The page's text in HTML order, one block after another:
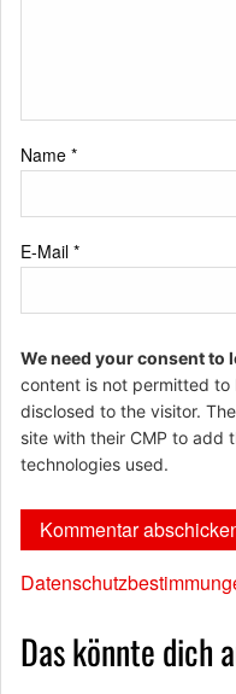
Name *
E-Mail *
We need your consent to
content is not permitted
disclosed to the visitor.
site with their CMP to add
technologies used.
Das könnte dich